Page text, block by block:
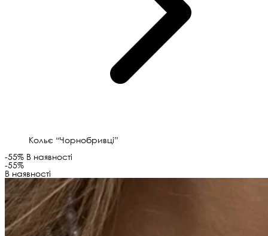
Кольє “Чорнобривці”
-55% В наявності
-55%
В наявності